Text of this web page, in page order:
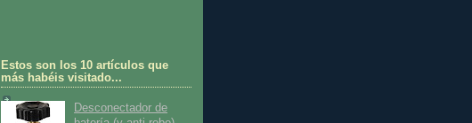
Estos son los 10 artículos que
más habéis visitado...
Desconectador de